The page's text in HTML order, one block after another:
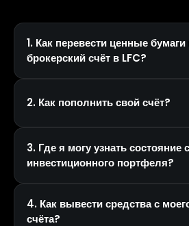
1. Как перевести ценные
брокерский счёт в LFC?
— Чтобы перевести акции и
бесплатно переведут ваши
в LFC.
2. Как пополнить свой счёт?
— На данный момент вы можете
черезMulticard илиUzum
3. Где я могу узнать состояние
инвестиционного портфеля?
— В личном кабинете в разделе
Информация о состоянии счёта»
4. Как вывести средства с
счёта?